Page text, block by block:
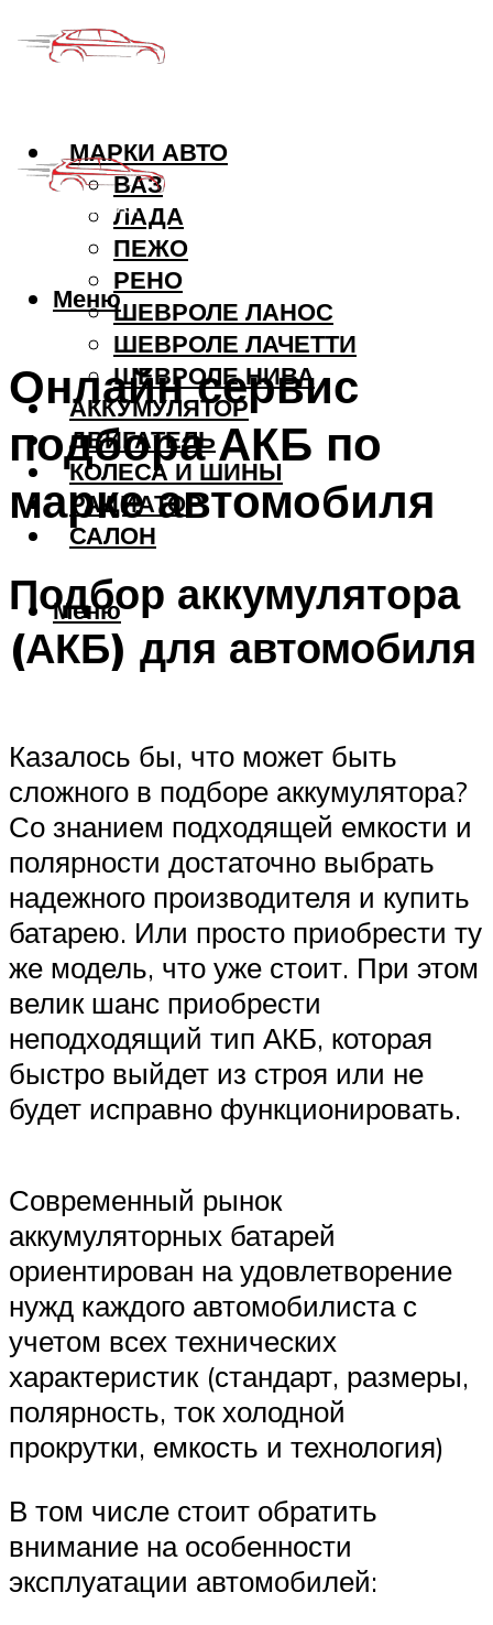
МАРКИ АВТО
ВАЗ
ЛАДА
ПЕЖО
РЕНО
ШЕВРОЛЕ ЛАНОС
ШЕВРОЛЕ ЛАЧЕТТИ
ШЕВРОЛЕ НИВА
АККУМУЛЯТОР
ДВИГАТЕЛЬ
КОЛЕСА И ШИНЫ
РАДИАТОР
САЛОН
Меню
Меню
Онлайн сервис
подбора АКБ по
марке автомобиля
Подбор аккумулятора
(АКБ) для автомобиля
Казалось бы, что может быть
сложного в подборе аккумулятора?
Со знанием подходящей емкости и
полярности достаточно выбрать
надежного производителя и купить
батарею. Или просто приобрести ту
же модель, что уже стоит. При этом
велик шанс приобрести
неподходящий тип АКБ, которая
быстро выйдет из строя или не
будет исправно функционировать.
Современный рынок
аккумуляторных батарей
ориентирован на удовлетворение
нужд каждого автомобилиста с
учетом всех технических
характеристик (стандарт, размеры,
полярность, ток холодной
прокрутки, емкость и технология)
В том числе стоит обратить
внимание на особенности
эксплуатации автомобилей: